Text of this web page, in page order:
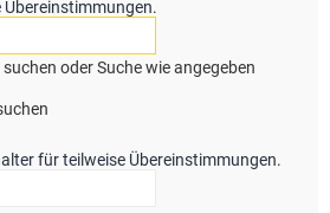
oder Suche wie angegeben
für teilweise Übereinstimmungen.